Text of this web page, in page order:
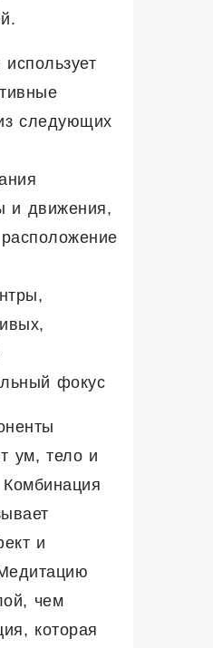
следующих
и движения,
фокус
ум, тело и
и
чем
которая